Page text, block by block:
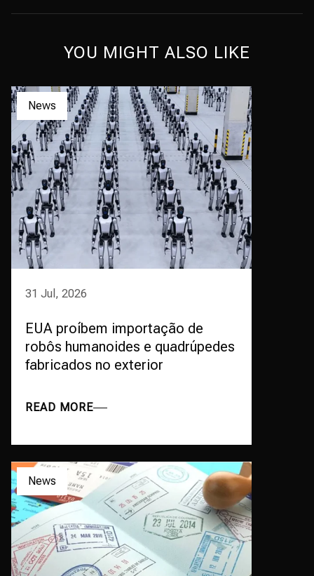
YOU MIGHT ALSO LIKE
News
31 Jul, 2026
EUA proíbem importação de
robôs humanoides e quadrúpedes
fabricados no exterior
READ MORE
News